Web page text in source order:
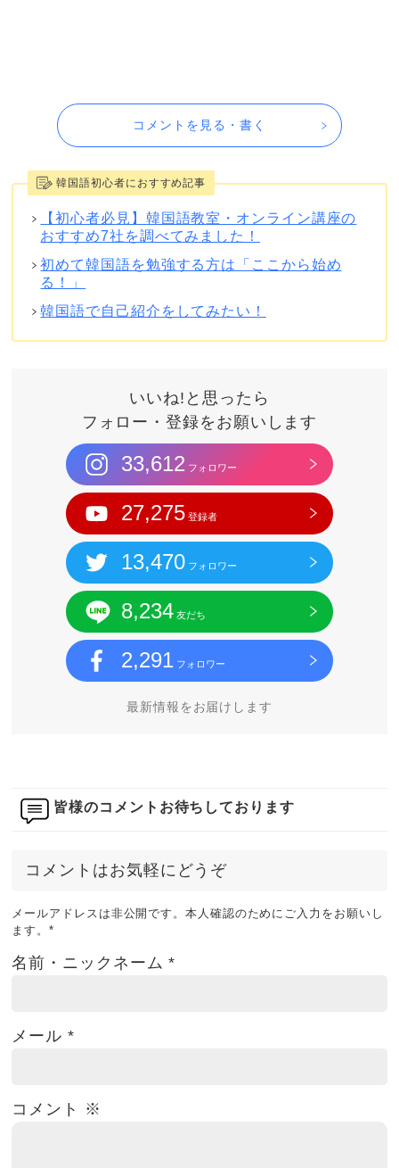
コメントを見る・書く
韓国語初心者におすすめ記事
【初心者必見】韓国語教室・オンライン講座の
おすすめ7社を調べてみました！
初めて韓国語を勉強する方は「ここから始め
る！」
韓国語で自己紹介をしてみたい！
いいね!と思ったら
フォロー・登録をお願いします
33,612 フォロワー
27,275 登録者
13,470 フォロワー
8,234 友だち
2,291 フォロワー
最新情報をお届けします
皆様のコメントお待ちしております
コメントはお気軽にどうぞ
メールアドレスは非公開です。本人確認のためにご入力をお願いし
ます。*
名前・ニックネーム*
メール*
コメント ※